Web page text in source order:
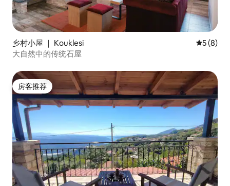
乡村小屋 ｜ Kouklesi 平均评分
5 (8)
大自然中的传统石屋
房客推荐
房客推荐